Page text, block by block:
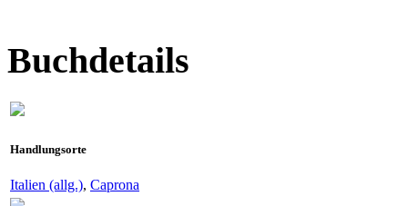
Buchdetails
Handlungsorte
Italien (allg.), Caprona